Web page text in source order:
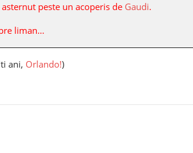
asternut peste un acoperis de Gaudi.
liman…
ani, Orlando!)